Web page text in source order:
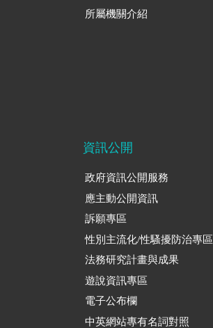
所屬機關介紹
資訊公開
政府資訊公開服務
應主動公開資訊
訴願專區
性別主流化/性騷擾防治專區
法務研究計畫與成果
遊說資訊專區
電子公布欄
中英網站專有名詞對照